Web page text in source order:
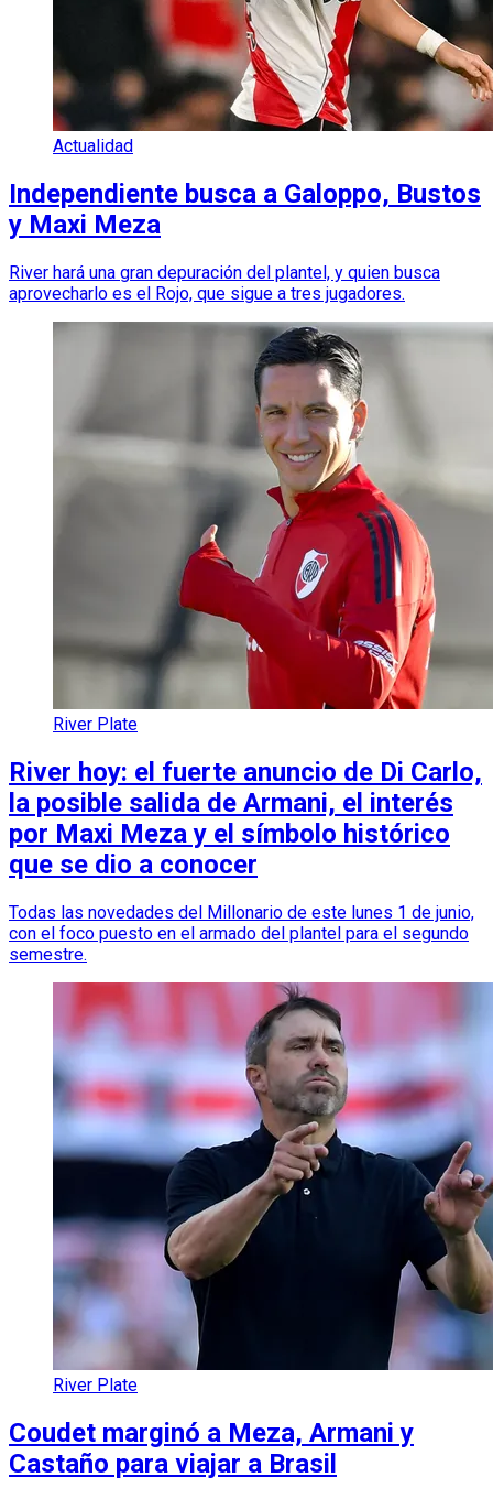
Actualidad
Independiente busca a Galoppo, Bustos
y Maxi Meza
River hará una gran depuración del plantel, y quien busca
aprovecharlo es el Rojo, que sigue a tres jugadores.
River Plate
River hoy: el fuerte anuncio de Di Carlo,
la posible salida de Armani, el interés
por Maxi Meza y el símbolo histórico
que se dio a conocer
Todas las novedades del Millonario de este lunes 1 de junio,
con el foco puesto en el armado del plantel para el segundo
semestre.
River Plate
Coudet marginó a Meza, Armani y
Castaño para viajar a Brasil